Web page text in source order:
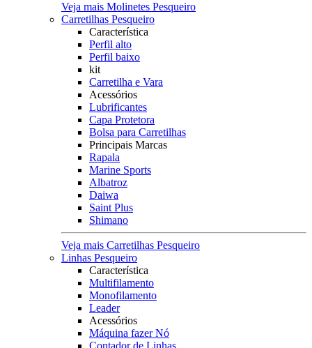
Veja mais Molinetes Pesqueiro
Carretilhas Pesqueiro
Característica
Perfil alto
Perfil baixo
kit
Carretilha e Vara
Acessórios
Lubrificantes
Capa Protetora
Bolsa para Carretilhas
Principais Marcas
Rapala
Marine Sports
Albatroz
Daiwa
Saint Plus
Shimano
Veja mais Carretilhas Pesqueiro
Linhas Pesqueiro
Característica
Multifilamento
Monofilamento
Leader
Acessórios
Máquina fazer Nó
Contador de Linhas